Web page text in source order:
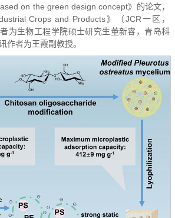
on the green design concept》的论文，
Crops and Products》（JCR一区，
为生物工程学院硕士研究生董新睿，青岛科
作者为王霞副教授。